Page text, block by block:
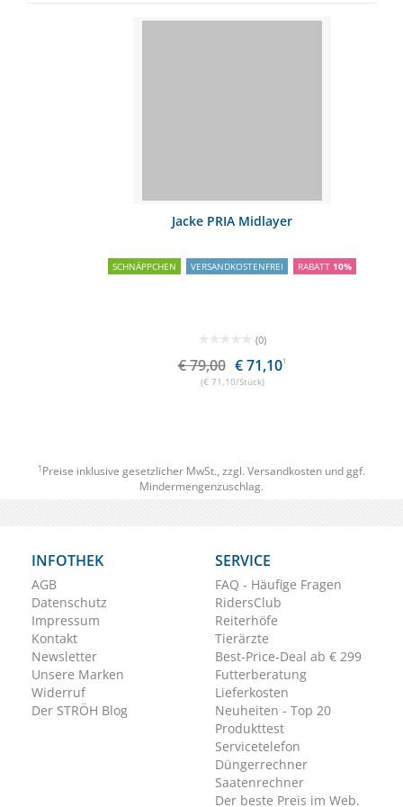
Jacke PRIA Midlayer
SCHNÄPPCHEN VERSANDKOSTENFREI RABATT10%
€ 79,00 € 71,101
(€ 71,10/Stück)
1 Preise inklusive gesetzlicher MwSt., zzgl. Versandkosten und ggf.
Mindermengenzuschlag.
INFOTHEK
AGB
Datenschutz
Impressum
Kontakt
Newsletter
Unsere Marken
Widerruf
Der STRÖH Blog
SERVICE
FAQ - Häufige Fragen
RidersClub
Reiterhöfe
Tierärzte
Best-Price-Deal ab € 299
Futterberatung
Lieferkosten
Neuheiten - Top 20
Produkttest
Servicetelefon
Düngerrechner
Saatenrechner
Der beste Preis im Web.